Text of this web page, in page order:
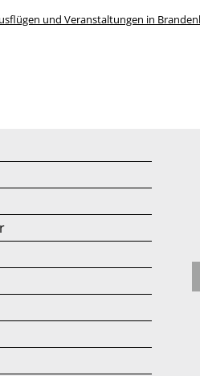
und Veranstaltungen in